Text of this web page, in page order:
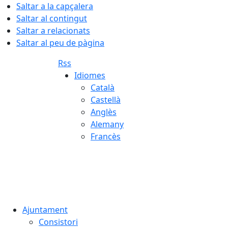
Saltar a la capçalera
Saltar al contingut
Saltar a relacionats
Saltar al peu de pàgina
Rss
Idiomes
Català
Castellà
Anglès
Alemany
Francès
Ajuntament
Consistori